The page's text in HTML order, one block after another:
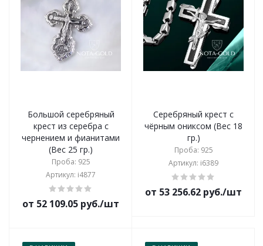
Большой серебряный
крест из серебра с
чернением и фианитами
(Вес 25 гр.)
Проба: 925
Артикул: i4877
от 52 109.05 руб./шт
Серебряный крест с
чёрным ониксом (Вес 18
гр.)
Проба: 925
Артикул: i6389
от 53 256.62 руб./шт